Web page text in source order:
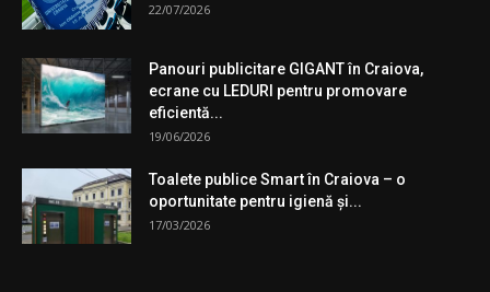
22/07/2026
Panouri publicitare GIGANT în Craiova,
ecrane cu LEDURI pentru promovare
eficientă...
19/06/2026
Toalete publice Smart în Craiova – o
oportunitate pentru igienă şi...
17/03/2026